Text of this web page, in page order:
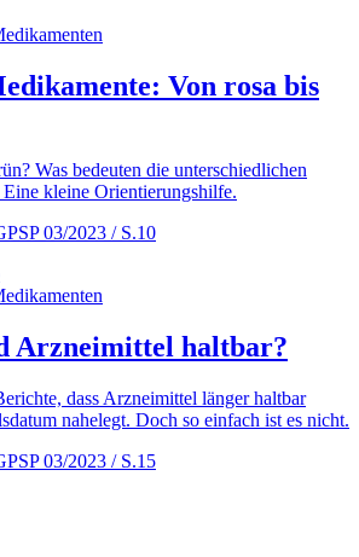
Von rosa bis
Was bedeuten die unterschiedlichen
kleine Orientierungshilfe.
03/2023 / S.10
Arzneimittel haltbar?
dass Arzneimittel länger haltbar
nahelegt. Doch so einfach ist es nicht.
03/2023 / S.15